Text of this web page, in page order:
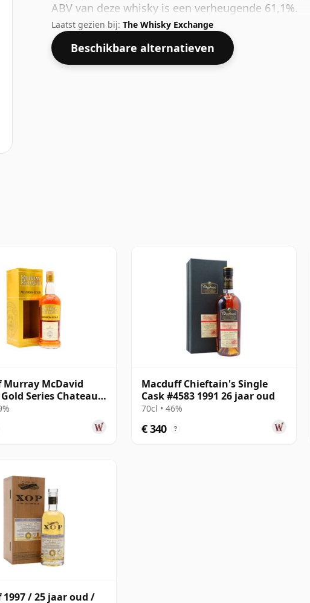
ABV van deze whisky is een verheugende 61,1%.
Laatst gezien bij: The Whisky Exchange
Beschikbare alternatieven
Murray McDavid
Series Chateau
26 jaar oud
Macduff Chieftain's Single
Cask #4583 1991 26 jaar oud
70cl • 46%
€ 340 ?
/ 25 jaar oud /